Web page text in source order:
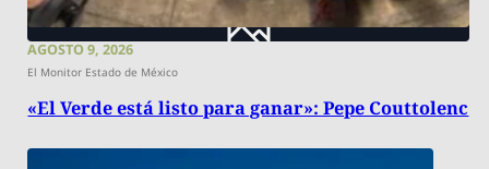
AGOSTO 9, 2026
El Monitor Estado de México
«El Verde está listo para ganar»: Pepe Couttolenc